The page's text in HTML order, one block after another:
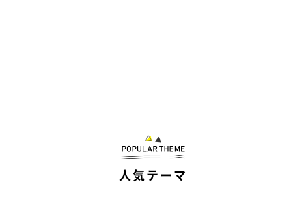
人気テーマ